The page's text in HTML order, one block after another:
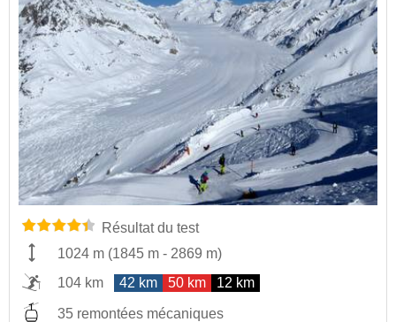
Résultat du test
1024 m (1845 m - 2869 m)
104 km
42 km 50 km 12 km
35 remontées mécaniques